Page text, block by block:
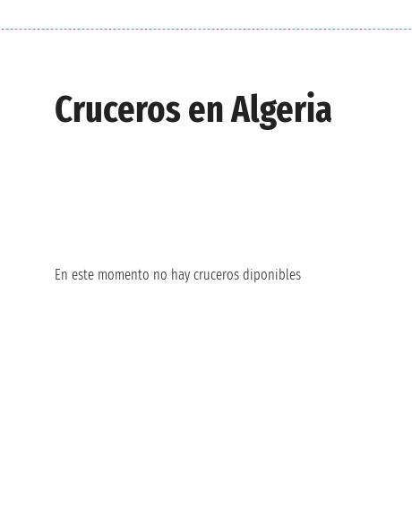
Cruceros en Algeria
En este momento no hay cruceros diponibles